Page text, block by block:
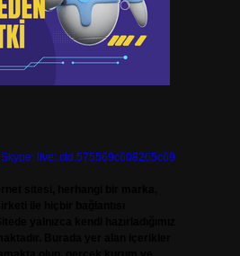
Skype: live:.cid.575569c608265c69